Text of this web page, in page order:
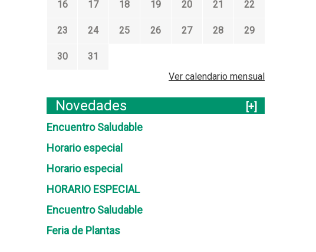
16 17 18 19 20 21 22
23 24 25 26 27 28 29
30
31
Ver calendario mensual
Novedades
[+]
Encuentro Saludable
Horario especial
Horario especial
HORARIO ESPECIAL
Encuentro Saludable
Feria de Plantas